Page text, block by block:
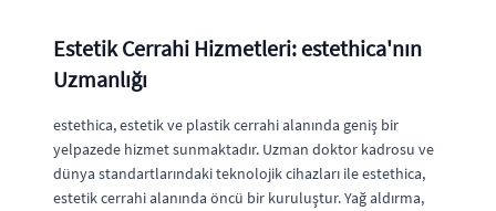
Estetik Cerrahi Hizmetleri: estethica'nın
Uzmanlığı
estethica, estetik ve plastik cerrahi alanında geniş bir
yelpazede hizmet sunmaktadır. Uzman doktor kadrosu ve
dünya standartlarındaki teknolojik cihazları ile estethica,
estetik cerrahi alanında öncü bir kuruluştur. Yağ aldırma,